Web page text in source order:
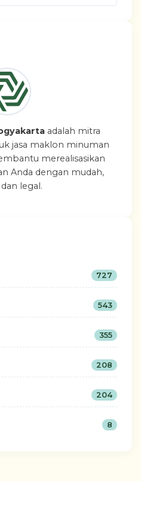
adalah mitra
jasa maklon minuman
merealisasikan
Anda dengan mudah,
legal.
727
543
355
208
204
8